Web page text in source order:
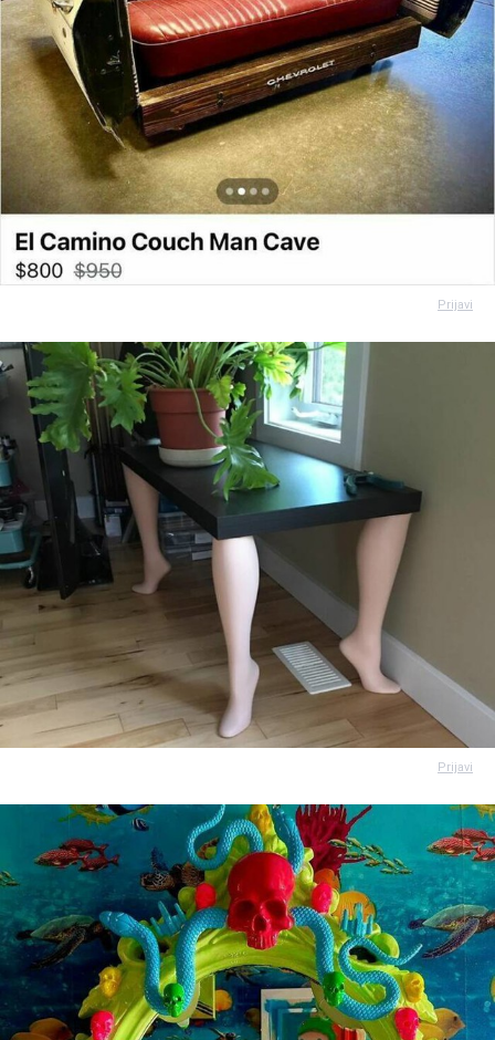
Prijavi
Prijavi